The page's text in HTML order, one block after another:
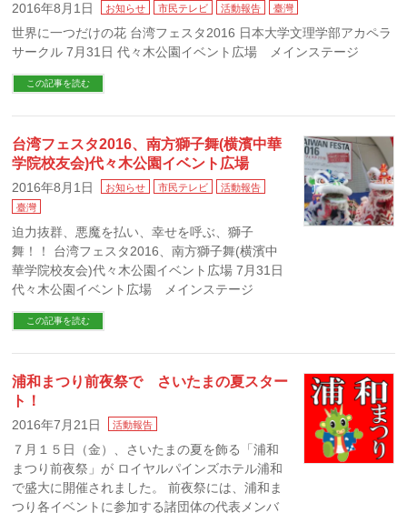
2016年8月1日 お知らせ 市民テレビ 活動報告 臺灣
世界に一つだけの花 台湾フェスタ2016 日本大学文理学部アカペラ
サークル 7月31日 代々木公園イベント広場 メインステージ
この記事を読む
台湾フェスタ2016、南方獅子舞(横濱中華
学院校友会)代々木公園イベント広場
2016年8月1日 お知らせ 市民テレビ
活動報告
臺灣
迫力抜群、悪魔を払い、幸せを呼ぶ、獅子
舞！！ 台湾フェスタ2016、南方獅子舞(横濱中
華学院校友会)代々木公園イベント広場 7月31日
代々木公園イベント広場 メインステージ
この記事を読む
浦和まつり前夜祭で さいたまの夏スター
ト！
2016年7月21日 活動報告
７月１５日（金）、さいたまの夏を飾る「浦和
まつり前夜祭」が ロイヤルパインズホテル浦和
で盛大に開催されました。 前夜祭には、浦和ま
つり各イベントに参加する諸団体の代表メンバ